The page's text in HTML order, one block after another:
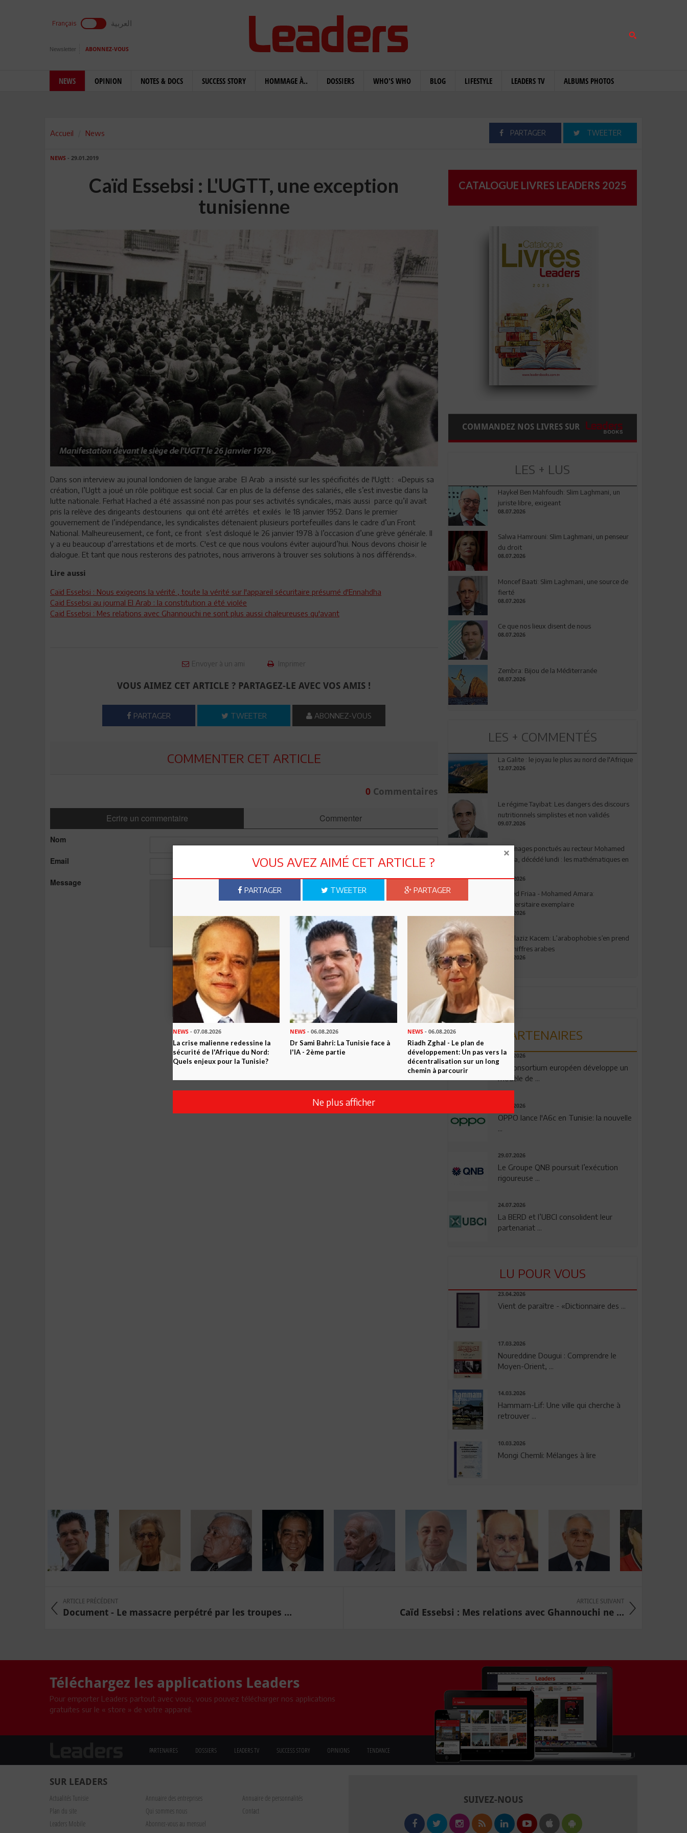
Français العربية
Newsletter ABONNEZ-VOUS
NEWS OPINION NOTES & DOCS SUCCESS STORY HOMMAGE À.. DOSSIERS WHO'S WHO BLOG LIFESTYLE LEADERS TV ALBUMS PHOTOS
Accueil News PARTAGER TWEETER
NEWS - 29.01.2019
Caïd Essebsi : L'UGTT, une exception
tunisienne
Dans son interview au jounal londonien de langue arabe El Arab a insisté sur les spécificités de l'Ugtt : «Depuis sa
création, l’Ugtt a joué un rôle politique est social. Car en plus de la défense des salariés, elle s’est investie dans la
lutte nationale. Ferhat Hached a été assassiné non pas pour ses activités syndicales, mais aussi parce qu’il avait
pris la relève des dirigeants destouriens qui ont été arrêtés et exilés le 18 janvier 1952. Dans le premier
gouvernement de l’indépendance, les syndicalistes détenaient plusieurs portefeuilles dans le cadre d’un Front
National. Malheureusement, ce font, ce front s’est disloqué le 26 janvier 1978 à l’occasion d’une grève générale. Il
y a eu beaucoup d’arrestations et de morts. C'est ce que nous voulons éviter aujourd’hui. Nous devons choisir le
dialogue. Et tant que nous resterons des patriotes, nous arriverons à trouver ses solutions à nos différends».
Lire aussi
Caïd Essebsi : Nous exigeons la vérité , toute la vérité sur l'appareil sécuritaire présumé d'Ennahdha
Caïd Essebsi au journal El Arab : la constitution a été violée
Caïd Essebsi : Mes relations avec Ghannouchi ne sont plus aussi chaleureuses qu'avant
Envoyer à un ami Imprimer
VOUS AIMEZ CET ARTICLE ? PARTAGEZ-LE AVEC VOS AMIS !
PARTAGER TWEETER ABONNEZ-VOUS
COMMENTER CET ARTICLE
0Commentaires
Ecrire un commentaire Commenter
Nom
Email
Message
Envoyer
CATALOGUE LIVRES LEADERS 2025
COMMANDEZ NOS LIVRES SUR
LES + LUS
Haykel Ben Mahfoudh: Slim Laghmani, un
juriste libre, exigeant
08.07.2026
Salwa Hamrouni: Slim Laghmani, un penseur
du droit
08.07.2026
Moncef Baati: Slim Laghmani, une source de
fierté
08.07.2026
Ce que nos lieux disent de nous
08.07.2026
Zembra: Bijou de la Méditerranée
08.07.2026
LES + COMMENTÉS
La Galite : le joyau le plus au nord de l'Afrique
12.07.2026
Le régime Tayibat: Les dangers des discours
nutritionnels simplistes et non validés
09.07.2026
Hommages ponctués au recteur Mohamed
Amara, décédé lundi : les mathématiques en
03.08.2026
Ahmed Friaa - Mohamed Amara:
l’Universitaire exemplaire
04.08.2026
Abdelaziz Kacem: L’arabophobie s’en prend
aux chiffres arabes
09.07.2026
PARTENAIRES
06.08.2026
Un consortium européen développe un
modèle de ...
04.08.2026
OPPO lance l'A6c en Tunisie: la nouvelle
...
29.07.2026
Le Groupe QNB poursuit l’exécution
rigoureuse ...
24.07.2026
La BERD et l’UBCI consolident leur
partenariat ...
LU POUR VOUS
23.04.2026
Vient de paraître - «Dictionnaire des ...
17.03.2026
Noureddine Dougui : Comprendre le
Moyen-Orient, ...
14.03.2026
Hammam-Lif: Une ville qui cherche à
retrouver ...
10.03.2026
Mongi Chemli: Mélanges à lire
ARTICLE PRÉCÉDENT
Document - Le massacre perpétré par les troupes ...
ARTICLE SUIVANT
Caïd Essebsi : Mes relations avec Ghannouchi ne ...
Téléchargez les applications Leaders
Pour emporter Leaders partout avec vous, vous pouvez télécharger nos applications
gratuites sur le « store » de votre appareil.
PARTENAIRES DOSSIERS LEADERS TV SUCCESS STORY OPINIONS TENDANCE
SUR LEADERS
Actualités Tunisie Annuaire des entreprises
Annuaire de personnalités
Plan du site
Qui sommes nous
Contact
Leaders Mobile
Abonnez-vous au mensuel
SUIVEZ-NOUS
VOUS AVEZ AIMÉ CET ARTICLE ?
PARTAGER TWEETER PARTAGER
NEWS - 07.08.2026
La crise malienne redessine la
sécurité de l'Afrique du Nord:
Quels enjeux pour la Tunisie?
NEWS - 06.08.2026
Dr Sami Bahri: La Tunisie face à
l'IA - 2ème partie
NEWS- 06.08.2026
Riadh Zghal - Le plan de
développement: Un pas vers la
décentralisation sur un long
chemin à parcourir
Ne plus afficher